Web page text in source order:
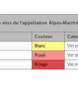
vins de l'appellation Alpes-
Couleur
Blanc
Vin
Rosé
Vin
Rouge Vin